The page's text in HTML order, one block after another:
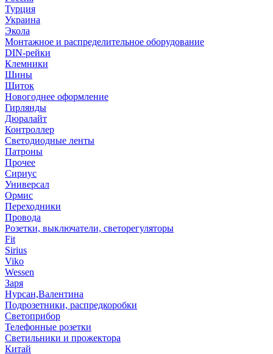
Турция
Украина
Экола
Монтажное и распределительное оборудование
DIN-рейки
Клемники
Шины
Щиток
Новогоднее оформление
Гирлянды
Дюралайт
Контроллер
Светодиодные ленты
Патроны
Прочее
Сириус
Универсал
Ормис
Переходники
Провода
Розетки, выключатели, светорегуляторы
Fit
Sirius
Viko
Wessen
Заря
Нурсан,Валентина
Подрозетники, распредкоробки
Светоприбор
Телефонные розетки
Светильники и прожектора
Китай